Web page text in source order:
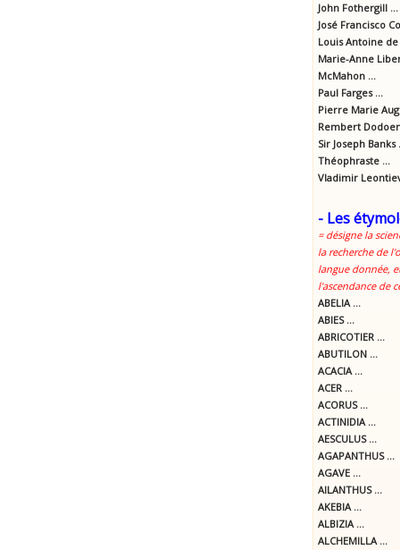
John Fothergill ...
José Francisco
Louis Antoine
Marie-Anne
McMahon ...
Paul Farges ...
Pierre Marie
Rembert
Sir Joseph Banks
Théophraste ...
Vladimir
- Les
= désigne la
la recherche de
langue donnée,
l'ascendance de
ABELIA ...
ABIES ...
ABRICOTIER ...
ABUTILON ...
ACACIA ...
ACER ...
ACORUS ...
ACTINIDIA ...
AESCULUS ...
AGAPANTHUS ...
AGAVE ...
AILANTHUS ...
AKEBIA ...
ALBIZIA ...
ALCHEMILLA ...